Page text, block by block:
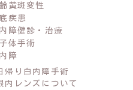
黄斑変性
疾患
障健診・治療
体手術
障
帰り白内障手術
内レンズについて